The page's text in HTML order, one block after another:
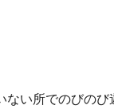
い所でのびの